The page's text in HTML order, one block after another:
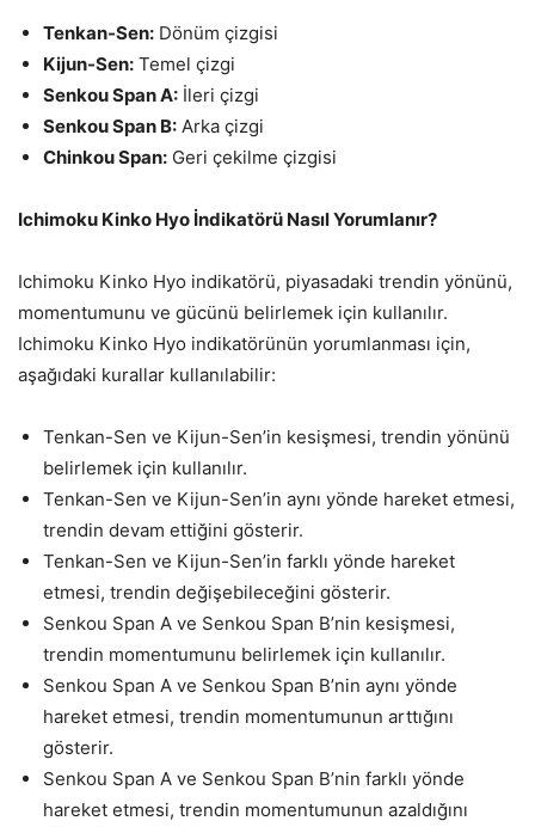
Tenkan-Sen: Dönüm çizgisi
Kijun-Sen: Temel çizgi
Senkou Span A: İleri çizgi
Senkou Span B: Arka çizgi
Chinkou Span: Geri çekilme çizgisi
Ichimoku Kinko Hyo İndikatörü Nasıl Yorumlanır?
Ichimoku Kinko Hyo indikatörü, piyasadaki trendin yönünü,
momentumunu ve gücünü belirlemek için kullanılır.
Ichimoku Kinko Hyo indikatörünün yorumlanması için,
aşağıdaki kurallar kullanılabilir:
Tenkan-Sen ve Kijun-Sen’in kesişmesi, trendin yönünü
belirlemek için kullanılır.
Tenkan-Sen ve Kijun-Sen’in aynı yönde hareket etmesi,
trendin devam ettiğini gösterir.
Tenkan-Sen ve Kijun-Sen’in farklı yönde hareket
etmesi, trendin değişebileceğini gösterir.
Senkou Span A ve Senkou Span B’nin kesişmesi,
trendin momentumunu belirlemek için kullanılır.
Senkou Span A ve Senkou Span B’nin aynı yönde
hareket etmesi, trendin momentumunun arttığını
gösterir.
Senkou Span A ve Senkou Span B’nin farklı yönde
hareket etmesi, trendin momentumunun azaldığını